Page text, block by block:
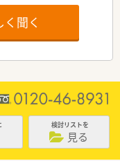
聞く
検討リストを
見る